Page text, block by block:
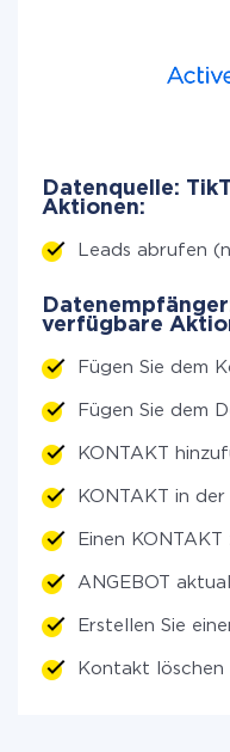
Datenquelle:
Aktionen:
Leads abrufen
verfügbare
Fügen Sie dem
Fügen Sie dem
KONTAKT
KONTAKT in
Einen
ANGEBOT
Erstellen Sie
Kontakt löschen